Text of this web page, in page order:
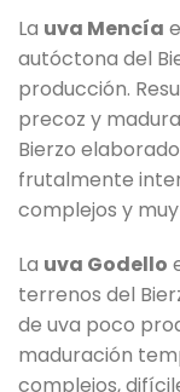
La uva Mencía
autóctona del
producción.
precoz y
Bierzo
frutalmente
complejos y
La uva Godello
terrenos del
de uva poco
maduración
complejos,